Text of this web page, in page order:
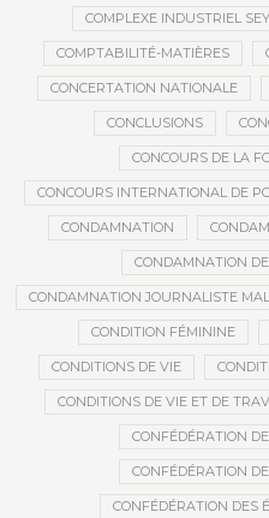
COMPLEXE INDUSTRIEL
COMPTABILITÉ-MATIÈRES
CONCERTATION NATIONALE
CONCLUSIONS
CONCOURS DE LA
CONCOURS INTERNATIONAL DE
CONDAMNATION
CONDAMNATION
CONDAMNATION JOURNALISTE
CONDITION FÉMININE
CONDITIONS DE VIE
CONDITIONS DE VIE ET DE
CONFÉDÉRATION
CONFÉDÉRATION
CONFÉDÉRATION DES